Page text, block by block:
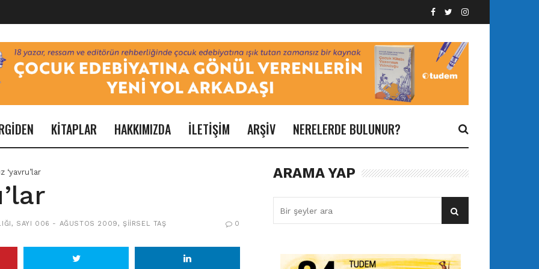
KİTAPLAR HAKKIMIZDA İLETİŞİM ARŞİV NERELERDE BULUNUR?
‘yavru’lar
, SAYI 006 - AĞUSTOS 2009,ŞIIRSEL TAŞ 0
ARAMA YAP